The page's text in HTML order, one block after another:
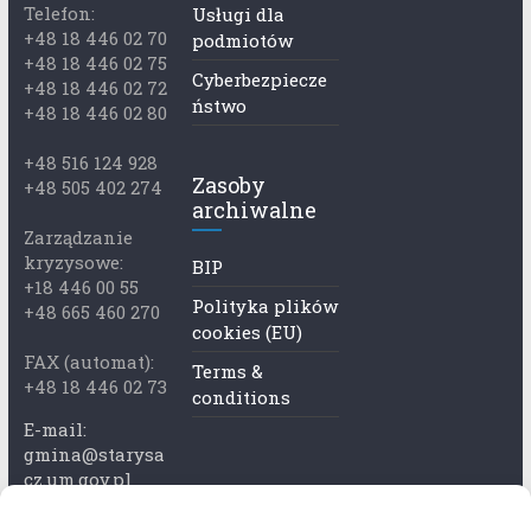
Telefon:
+48 18 446 02 70
+48 18 446 02 75
+48 18 446 02 72
+48 18 446 02 80
+48 516 124 928
+48 505 402 274
Zarządzanie
kryzysowe:
+18 446 00 55
+48 665 460 270
FAX (automat):
+48 18 446 02 73
E-mail:
gmina@starysa
cz.um.gov.pl
Usługi dla
podmiotów
Cyberbezpiecze
ństwo
Zasoby
archiwalne
BIP
Polityka plików
cookies (EU)
Terms &
conditions